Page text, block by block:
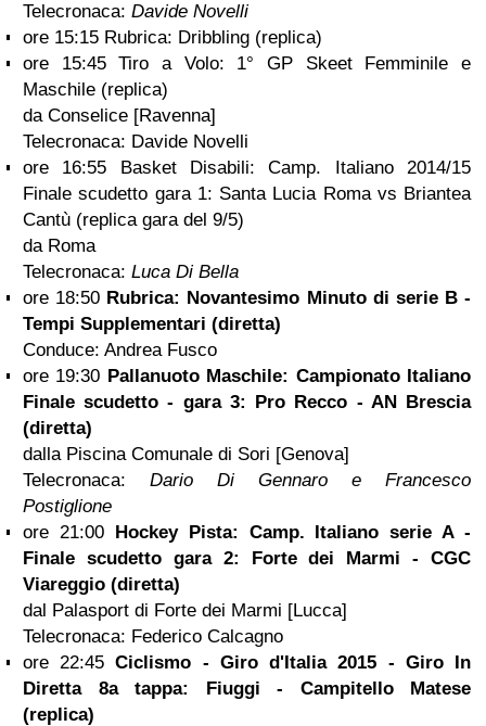
Telecronaca: Davide Novelli
ore 15:15 Rubrica: Dribbling (replica)
ore 15:45 Tiro a Volo: 1° GP Skeet Femminile e
Maschile (replica)
da Conselice [Ravenna]
Telecronaca: Davide Novelli
ore 16:55 Basket Disabili: Camp. Italiano 2014/15
Finale scudetto gara 1: Santa Lucia Roma vs Briantea
Cantù (replica gara del 9/5)
da Roma
Telecronaca: Luca Di Bella
ore 18:50 Rubrica: Novantesimo Minuto di serie B -
Tempi Supplementari (diretta)
Conduce: Andrea Fusco
ore 19:30 Pallanuoto Maschile: Campionato Italiano
Finale scudetto - gara 3: Pro Recco - AN Brescia
(diretta)
dalla Piscina Comunale di Sori [Genova]
Telecronaca: Dario Di Gennaro e Francesco
Postiglione
ore 21:00 Hockey Pista: Camp. Italiano serie A -
Finale scudetto gara 2: Forte dei Marmi - CGC
Viareggio (diretta)
dal Palasport di Forte dei Marmi [Lucca]
Telecronaca: Federico Calcagno
ore 22:45Ciclismo - Giro d'Italia 2015 - Giro In
Diretta 8a tappa: Fiuggi - Campitello Matese
(replica)